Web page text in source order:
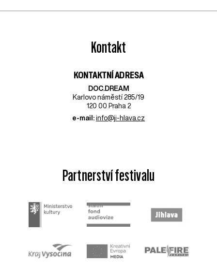
Kontakt
KONTAKTNÍ ADRESA
DOC.DREAM​
Karlovo náměstí 285/19
120 00 Praha 2
e-mail: info@ji-hlava.cz
Partnerství festivalu